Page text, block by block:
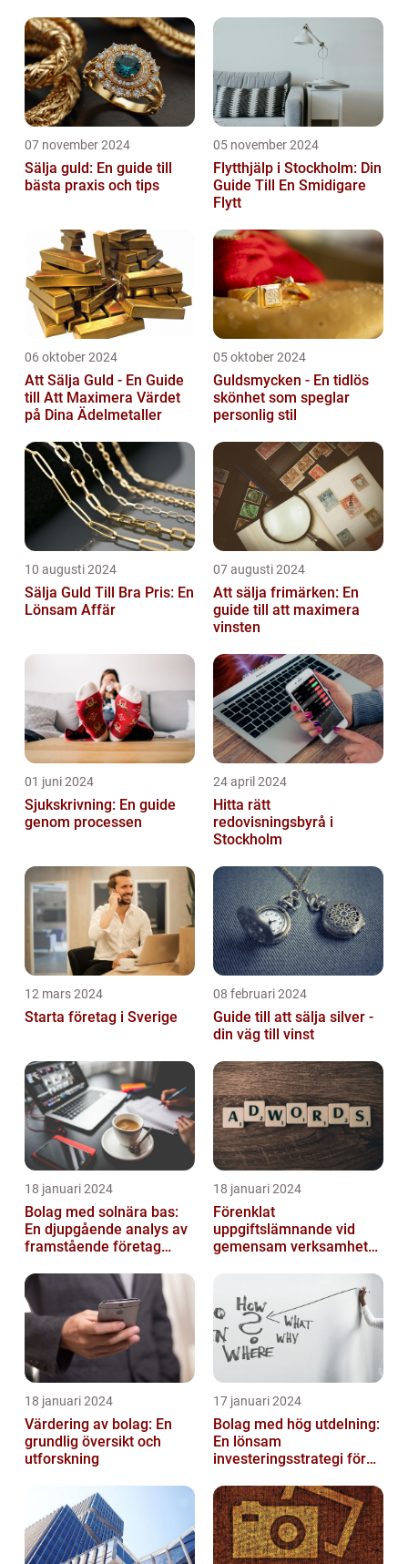
07 november 2024
Sälja guld: En guide till
bästa praxis och tips
05 november 2024
Flytthjälp i Stockholm: Din
Guide Till En Smidigare
Flytt
06 oktober 2024
Att Sälja Guld - En Guide
till Att Maximera Värdet
på Dina Ädelmetaller
05 oktober 2024
Guldsmycken - En tidlös
skönhet som speglar
personlig stil
10 augusti 2024
Sälja Guld Till Bra Pris: En
Lönsam Affär
07 augusti 2024
Att sälja frimärken: En
guide till att maximera
vinsten
01 juni 2024
Sjukskrivning: En guide
genom processen
24 april 2024
Hitta rätt
redovisningsbyrå i
Stockholm
12 mars 2024
Starta företag i Sverige
08 februari 2024
Guide till att sälja silver -
din väg till vinst
18 januari 2024
Bolag med solnära bas:
En djupgående analys av
framstående företag
18 januari 2024
Förenklat
uppgiftslämnande vid
gemensam verksamhet
18 januari 2024
Värdering av bolag: En
grundlig översikt och
utforskning
17 januari 2024
Bolag med hög utdelning:
En lönsam
investeringsstrategi för